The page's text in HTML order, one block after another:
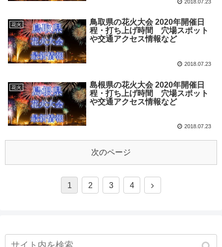
2018.07.23
花火
鳥取県の花火大会 2020年開催日
程・打ち上げ時間 穴場スポット
や交通アクセス情報など
2018.07.23
花火
島根県の花火大会 2020年開催日
程・打ち上げ時間 穴場スポット
や交通アクセス情報など
2018.07.23
次のページ
1 2 3 4